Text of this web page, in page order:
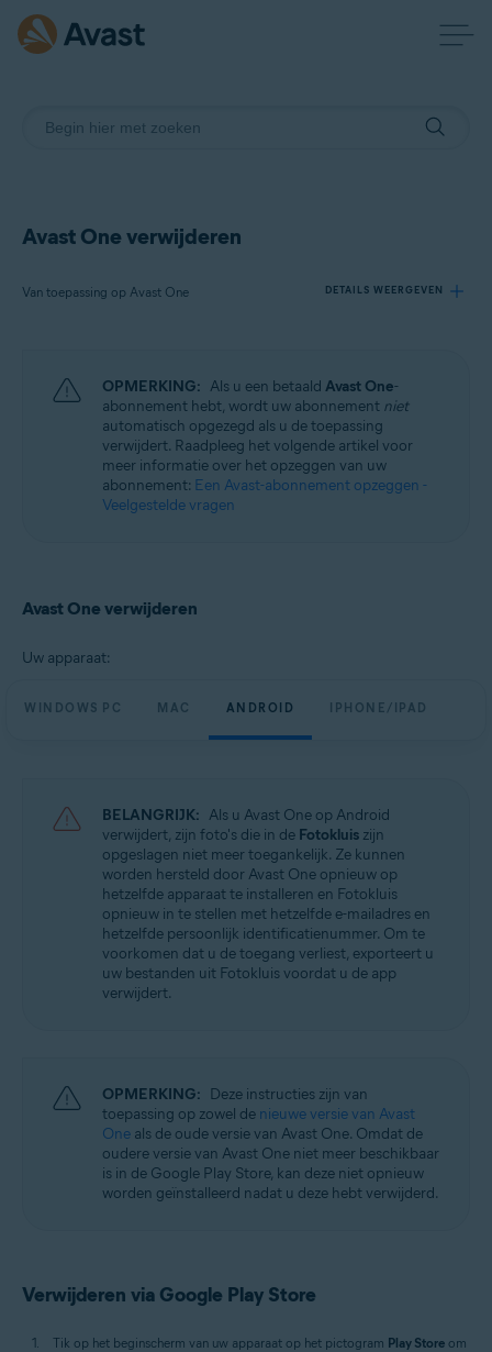
Avast One verwijderen
Van toepassing op Avast One DETAILS WEERGEVEN
Avast One
Besturingssystemen:
Windows, macOS, Android en iOS
OPMERKING: Als u een betaald Avast One-
abonnement hebt, wordt uw abonnement niet
automatisch opgezegd als u de toepassing
verwijdert. Raadpleeg het volgende artikel voor
meer informatie over het opzeggen van uw
abonnement: Een Avast-abonnement opzeggen -
Veelgestelde vragen
Avast One verwijderen
Uw apparaat:
WINDOWS PC MAC ANDROID IPHONE/IPAD
BELANGRIJK: Als u Avast One op Android
verwijdert, zijn foto's die in de Fotokluis zijn
opgeslagen niet meer toegankelijk. Ze kunnen
worden hersteld door Avast One opnieuw op
hetzelfde apparaat te installeren en Fotokluis
opnieuw in te stellen met hetzelfde e-mailadres en
hetzelfde persoonlijk identificatienummer. Om te
voorkomen dat u de toegang verliest, exporteert u
uw bestanden uit Fotokluis voordat u de app
verwijdert.
OPMERKING: Deze instructies zijn van
toepassing op zowel de nieuwe versie van Avast
One als de oude versie van Avast One. Omdat de
oudere versie van Avast One niet meer beschikbaar
is in de Google Play Store, kan deze niet opnieuw
worden geïnstalleerd nadat u deze hebt verwijderd.
Verwijderen via Google Play Store
Tik op het beginscherm van uw apparaat op het pictogram Play Store om